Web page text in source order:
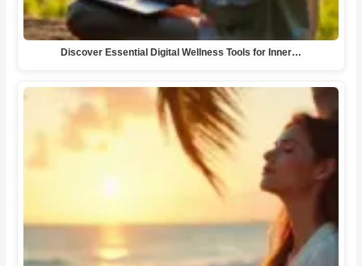
Discover Essential Digital Wellness Tools for Inner…